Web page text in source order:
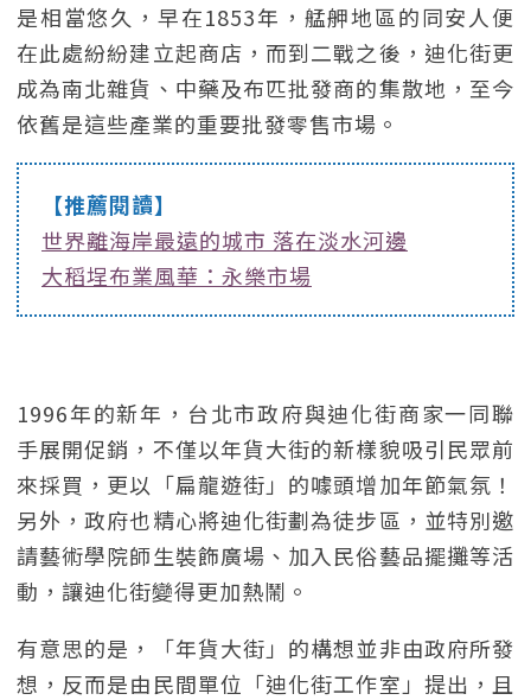
是相當悠久，早在1853年，艋舺地區的同安人便
在此處紛紛建立起商店，而到二戰之後，迪化街更
成為南北雜貨、中藥及布匹批發商的集散地，至今
依舊是這些產業的重要批發零售市場。
【推薦閱讀】
世界離海岸最遠的城市 落在淡水河邊
大稻埕布業風華：永樂市場
1996年的新年，台北市政府與迪化街商家一同聯
手展開促銷，不僅以年貨大街的新樣貌吸引民眾前
來採買，更以「扁龍遊街」的噱頭增加年節氣氛！
另外，政府也精心將迪化街劃為徒步區，並特別邀
請藝術學院師生裝飾廣場、加入民俗藝品擺攤等活
動，讓迪化街變得更加熱鬧。
有意思的是，「年貨大街」的構想並非由政府所發
想，反而是由民間單位「迪化街工作室」提出，且